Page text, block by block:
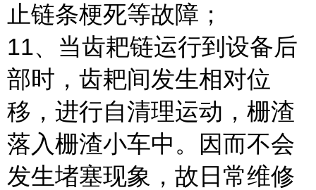
止链条梗死等故障；
11、当齿耙链运行到设备后
部时，齿耙间发生相对位
移，进行自清理运动，栅渣
落入栅渣小车中。因而不会
发生堵塞现象，故日常维修